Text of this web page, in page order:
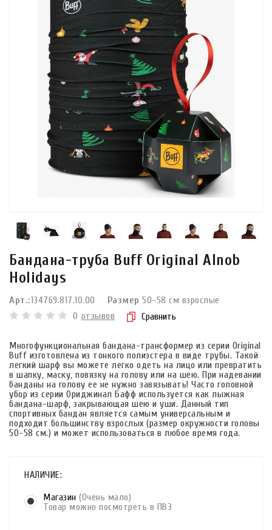
Бандана-труба Buff Original Alnob
Holidays
Арт.:134769.817.10.00 Размер 50-58 см взрослые
0 отзывов Сравнить
Многофункциональная бандана-трансформер из серии Original
Buff изготовлена из тонкого полиэстера в виде трубы. Такой
легкий шарф вы можете легко одеть на лицо или превратить
в шапку, маску, повязку на голову или на шею. При надевании
банданы на голову ее не нужно завязывать! Часто головной
убор из серии Ориджинал Бафф используется как лыжная
бандана-шарф, закрывающая шею и уши. Данный тип
спортивных бандан является самым универсальным и
подходит большинству взрослых (размер окружности головы
50-58 см.) и может использоваться в любое время года.
НАЛИЧИЕ:
Магазин (Очень мало)
Товар можно посмотреть в ПВЗ